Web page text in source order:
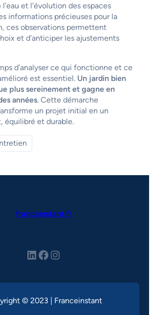
et l’évolution des espaces
informations précieuses pour la
ces observations permettent
et d’anticiper les ajustements
d’analyser ce qui fonctionne et ce
est essentiel. Un jardin bien
plus sereinement et gagne en
années. Cette démarche
un projet initial en un
équilibré et durable.
franceinstant.fr
LinkedIn Facebook Instagram
© 2023 | Franceinstant